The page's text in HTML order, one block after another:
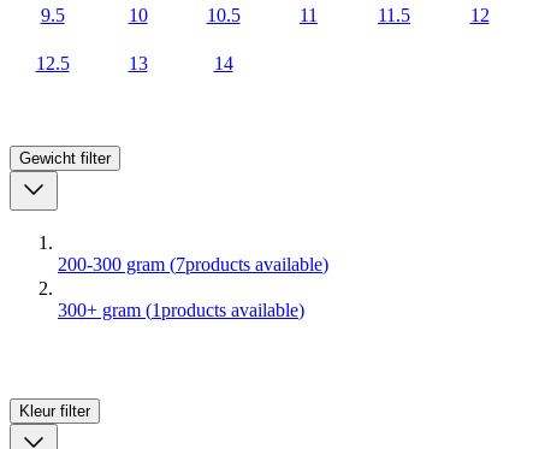
9.5 10 10.5 11 11.5 12
12.5 13 14
Gewicht filter
200-300 gram (7products available)
300+ gram (1products available)
Kleur filter